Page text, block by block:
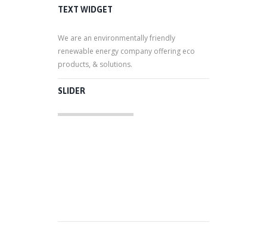
TEXT WIDGET
We are an environmentally friendly
renewable energy company offering eco
products, & solutions.
SLIDER